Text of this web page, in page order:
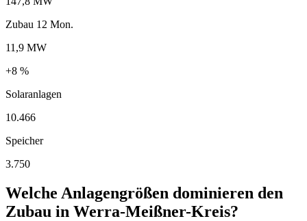
Zubau 12 Mon.
11,9 MW
+8 %
Solaranlagen
10.466
Speicher
3.750
Welche Anlagengrößen dominieren den
Zubau in Werra-Meißner-Kreis?